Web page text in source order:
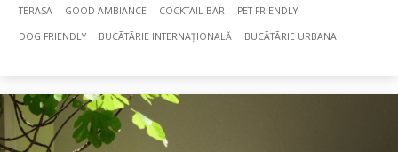
TERASA GOOD AMBIANCE COCKTAIL BAR PET FRIENDLY
DOG FRIENDLY BUCÃTÃRIE INTERNAȚIONALĂ BUCÃTÃRIE URBANA